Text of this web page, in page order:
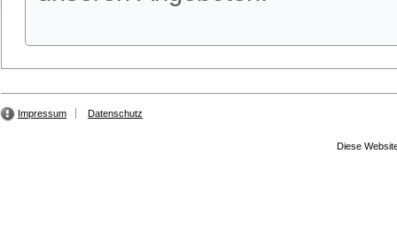
Impressum Datenschutz
Diese